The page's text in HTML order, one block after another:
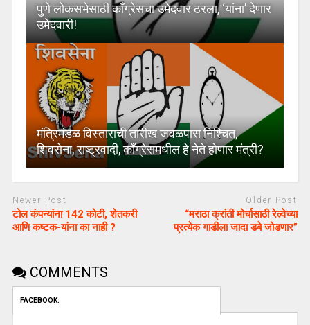
पुणे लोकसभेसाठी काँग्रेसचा उमेदवार ठरला, ‘यांना’ देणार
उमेदवारी!
मंत्रिमंडळ विस्ताराची तारीख जवळपास निश्चित,
शिवसेना, राष्ट्रवादी, काँग्रेसमधील हे नेते होणार मंत्री?
Newer Post
टोल कंपन्यांना 142 कोटी, शेतकरी
आणि कष्टक-यांना का नाही ?
Older Post
“मराठा क्रांती मोर्चासाठी रेल्वेच्या
प्रत्येक गाडीला जादा डबे जोडणार”
COMMENTS
FACEBOOK: